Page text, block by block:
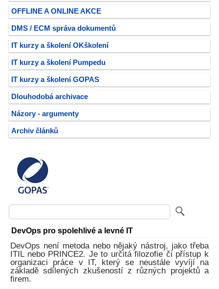
OFFLINE A ONLINE AKCE
DMS / ECM správa dokumentů
IT kurzy a školení OKškolení
IT kurzy a školení Pumpedu
IT kurzy a školení GOPAS
Dlouhodobá archivace
Názory - argumenty
Archiv článků
DevOps pro spolehlivé a levné IT
DevOps není metoda nebo nějaký nástroj, jako třeba
ITIL nebo PRINCE2. Je to určitá filozofie či přístup k
organizaci práce v IT, který se neustále vyvíjí na
základě sdílených zkušeností z různých projektů a
firem.